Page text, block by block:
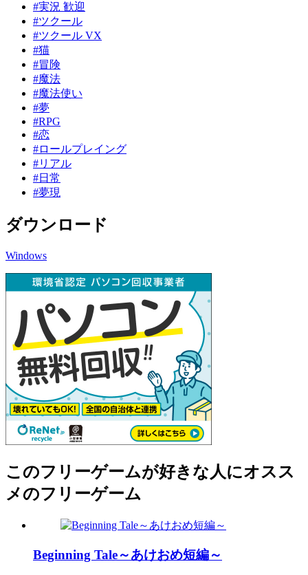
#実況 歓迎
#ツクール
#ツクール VX
#猫
#冒険
#魔法
#魔法使い
#夢
#RPG
#恋
#ロールプレイング
#リアル
#日常
#夢現
ダウンロード
Windows
このフリーゲームが好きな人にオスス
メのフリーゲーム
Beginning Tale～あけおめ短編～